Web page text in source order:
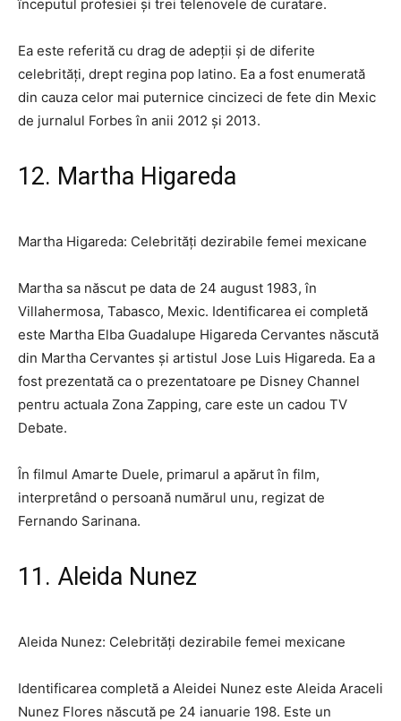
începutul profesiei și trei telenovele de curatare.
Ea este referită cu drag de adepții și de diferite
celebrități, drept regina pop latino. Ea a fost enumerată
din cauza celor mai puternice cincizeci de fete din Mexic
de jurnalul Forbes în anii 2012 și 2013.
12. Martha Higareda
Martha Higareda: Celebrități dezirabile femei mexicane
Martha sa născut pe data de 24 august 1983, în
Villahermosa, Tabasco, Mexic. Identificarea ei completă
este Martha Elba Guadalupe Higareda Cervantes născută
din Martha Cervantes și artistul Jose Luis Higareda. Ea a
fost prezentată ca o prezentatoare pe Disney Channel
pentru actuala Zona Zapping, care este un cadou TV
Debate.
În filmul Amarte Duele, primarul a apărut în film,
interpretând o persoană numărul unu, regizat de
Fernando Sarinana.
11. Aleida Nunez
Aleida Nunez: Celebrități dezirabile femei mexicane
Identificarea completă a Aleidei Nunez este Aleida Araceli
Nunez Flores născută pe 24 ianuarie 198. Este un